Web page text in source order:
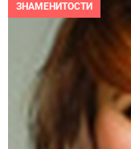
ЗНАМЕНИТОСТИ